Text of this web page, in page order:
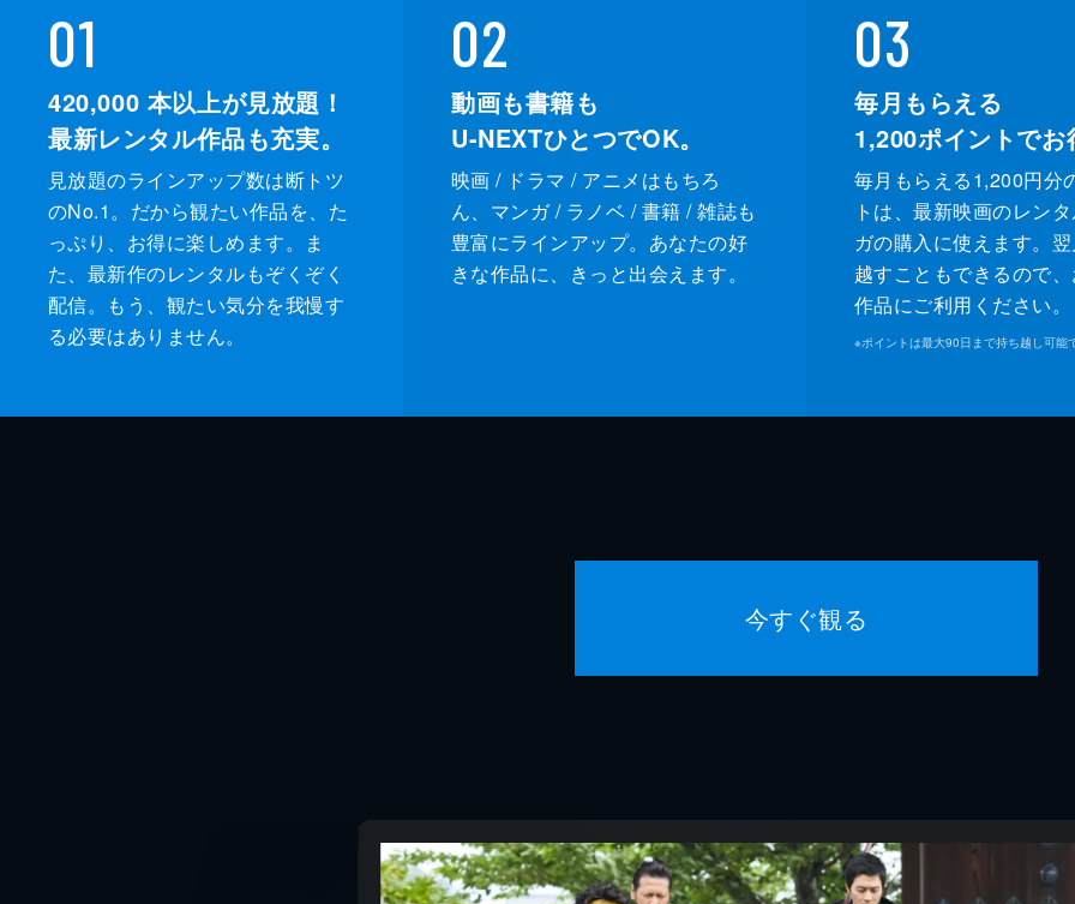
01
420,000 本以上が見放題！
最新レンタル作品も充実。
見放題のラインアップ数は断トツ
のNo.1。だから観たい作品を、た
っぷり、お得に楽しめます。ま
た、最新作のレンタルもぞくぞく
配信。もう、観たい気分を我慢す
る必要はありません。
02
動画も書籍も
U-NEXTひとつでOK。
映画 / ドラマ / アニメはもちろ
ん、マンガ / ラノベ / 書籍 / 雑誌も
豊富にラインアップ。あなたの好
きな作品に、きっと出会えます。
03
毎月もらえる
1,200ポイントでお
毎月もらえる1,200円分
トは、最新映画のレン
ガの購入に使えます。
越すこともできるので
作品にご利用ください。
※ポイントは最大90日まで持ち越し可能
今すぐ観る